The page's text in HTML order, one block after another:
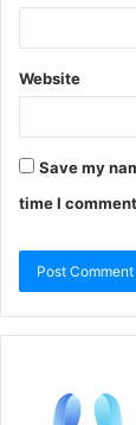
Website
Save my
time I